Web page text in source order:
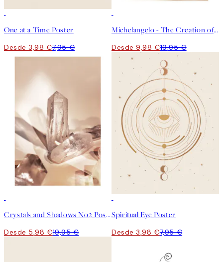
One at a Time Poster
Desde 3,98 €7,95 €
Michelangelo - The Creation of Adam Poster
Desde 9,98 €19,95 €
Crystals and Shadows No2 Poster
Desde 5,98 €19,95 €
Spiritual Eye Poster
Desde 3,98 €7,95 €